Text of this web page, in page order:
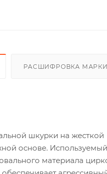
РАСШИФРОВКА
шкурки на жесткой
основе.
материала